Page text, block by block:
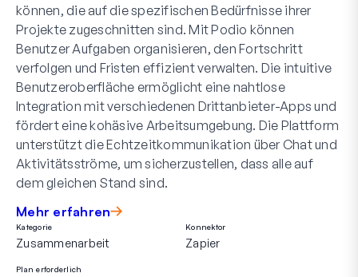
können, die auf die spezifischen Bedürfnisse ihrer
Projekte zugeschnitten sind. Mit Podio können
Benutzer Aufgaben organisieren, den Fortschritt
verfolgen und Fristen effizient verwalten. Die intuitive
Benutzeroberfläche ermöglicht eine nahtlose
Integration mit verschiedenen Drittanbieter-Apps und
fördert eine kohäsive Arbeitsumgebung. Die Plattform
unterstützt die Echtzeitkommunikation über Chat und
Aktivitätsströme, um sicherzustellen, dass alle auf
dem gleichen Stand sind.
Mehr erfahren
Kategorie
Zusammenarbeit
Konnektor
Zapier
Plan erforderlich